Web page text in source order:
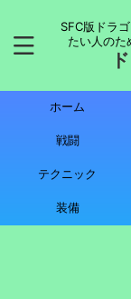
SFC版ドラ
たい人のた
ホーム
戦闘
テクニック
装備